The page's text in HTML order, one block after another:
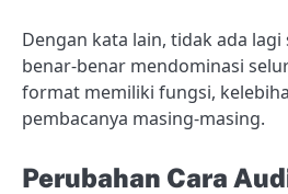
Dengan kata lain, tidak ada
benar-benar mendominasi
format memiliki fungsi,
pembacanya masing-masing.
Perubahan Cara